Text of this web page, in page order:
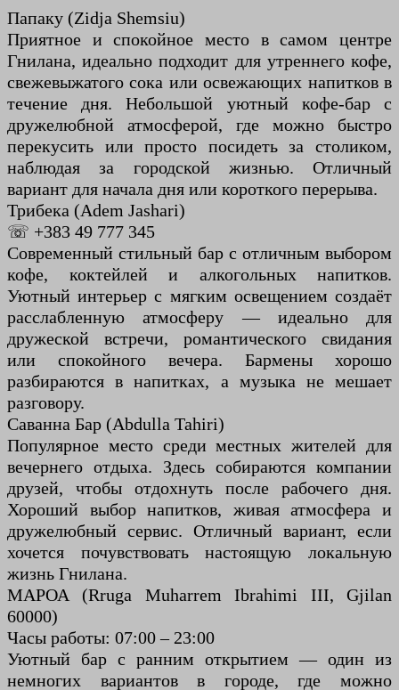
Папаку (Zidja Shemsiu)
Приятное и спокойное место в самом центре
Гнилана, идеально подходит для утреннего кофе,
свежевыжатого сока или освежающих напитков в
течение дня. Небольшой уютный кофе-бар с
дружелюбной атмосферой, где можно быстро
перекусить или просто посидеть за столиком,
наблюдая за городской жизнью. Отличный
вариант для начала дня или короткого перерыва.
Трибека (Adem Jashari)
☏ +383 49 777 345
Современный стильный бар с отличным выбором
кофе, коктейлей и алкогольных напитков.
Уютный интерьер с мягким освещением создаёт
расслабленную атмосферу — идеально для
дружеской встречи, романтического свидания
или спокойного вечера. Бармены хорошо
разбираются в напитках, а музыка не мешает
разговору.
Саванна Бар (Abdulla Tahiri)
Популярное место среди местных жителей для
вечернего отдыха. Здесь собираются компании
друзей, чтобы отдохнуть после рабочего дня.
Хороший выбор напитков, живая атмосфера и
дружелюбный сервис. Отличный вариант, если
хочется почувствовать настоящую локальную
жизнь Гнилана.
МАРОА (Rruga Muharrem Ibrahimi III, Gjilan
60000)
Часы работы: 07:00 – 23:00
Уютный бар с ранним открытием — один из
немногих вариантов в городе, где можно